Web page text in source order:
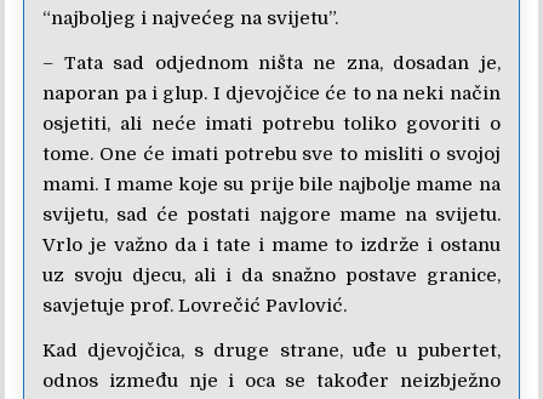
“najboljeg i najvećeg na svijetu”.
– Tata sad odjednom ništa ne zna, dosadan je,
naporan pa i glup. I djevojčice će to na neki način
osjetiti, ali neće imati potrebu toliko govoriti o
tome. One će imati potrebu sve to misliti o svojoj
mami. I mame koje su prije bile najbolje mame na
svijetu, sad će postati najgore mame na svijetu.
Vrlo je važno da i tate i mame to izdrže i ostanu
uz svoju djecu, ali i da snažno postave granice,
savjetuje prof. Lovrečić Pavlović.
Kad djevojčica, s druge strane, uđe u pubertet,
odnos između nje i oca se također neizbježno